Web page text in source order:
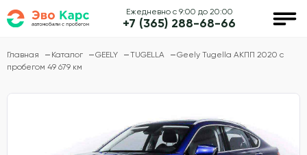
Ежедневно с 9:00 до 20:00
+7 (365) 288-68-66
Главная Каталог GEELY TUGELLA
Geely Tugella АКПП 2020 с
пробегом 49 679 км